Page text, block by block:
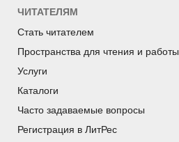
ЧИТАТЕЛЯМ
Стать читателем
Пространства для чтения и работы
Услуги
Каталоги
Часто задаваемые вопросы
Регистрация в ЛитРес